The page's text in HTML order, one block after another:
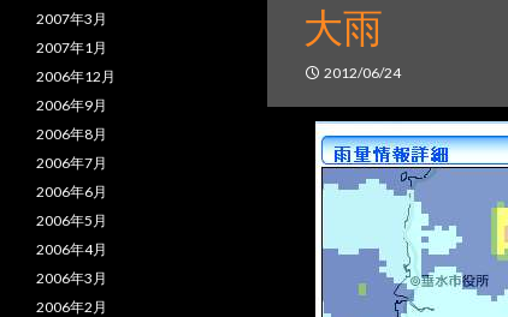
大雨
2012/06/24
2007年3月
2007年1月
2006年12月
2006年9月
2006年8月
2006年7月
2006年6月
2006年5月
2006年4月
2006年3月
2006年2月